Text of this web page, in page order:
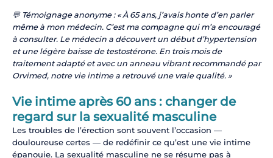
💬 Témoignage anonyme : « À 65 ans, j’avais honte d’en parler
même à mon médecin. C’est ma compagne qui m’a encouragé
à consulter. Le médecin a découvert un début d’hypertension
et une légère baisse de testostérone. En trois mois de
traitement adapté et avec un anneau vibrant recommandé par
Orvimed, notre vie intime a retrouvé une vraie qualité. »
Vie intime après 60 ans : changer de
regard sur la sexualité masculine
Les troubles de l’érection sont souvent l’occasion —
douloureuse certes — de redéfinir ce qu’est une vie intime
épanouie. La sexualité masculine ne se résume pas à